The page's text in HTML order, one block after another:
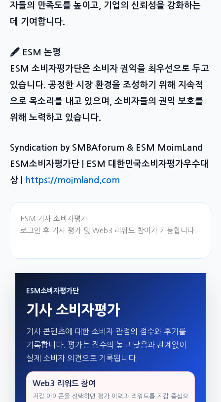
자들의 만족도를 높이고, 기업의 신뢰성을 강화하는
데 기여합니다.
🖋 ESM 논평
ESM 소비자평가단은 소비자 권익을 최우선으로 두고
있습니다. 공정한 시장 환경을 조성하기 위해 지속적
으로 목소리를 내고 있으며, 소비자들의 권익 보호를
위해 노력하고 있습니다.
Syndication by SMBAforum & ESM MoimLand
ESM소비자평가단 | ESM 대한민국소비자평가우수대
상 |
https://moimland.com
ESM 기사 소비자평가
로그인 후 기사 평가 및 Web3 리워드 참여가 가능합니다.
ESM소비자평가단
기사 소비자평가
기사 콘텐츠에 대한 소비자 관점의 점수와 후기를
기록합니다. 평가는 점수의 높고 낮음과 관계없이
실제 소비자 의견으로 기록됩니다.
Web3 리워드 참여
지갑 아이콘을 선택하면 평가 이력과 리워드를 지갑 중심으